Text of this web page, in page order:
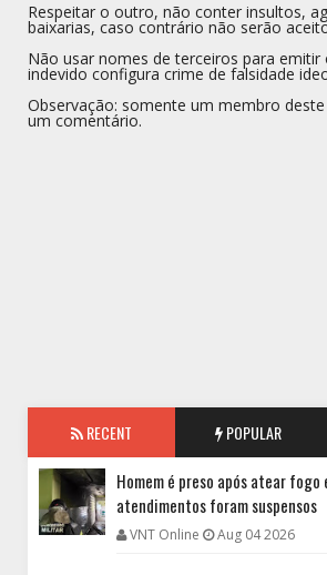
Respeitar o outro, não conter insultos,
baixarias, caso contrário não serão
Não usar nomes de terceiros para emitir
indevido configura crime de falsidade
Observação: somente um membro
um comentário.
RECENT POPULAR
Homem é preso após atear fogo
atendimentos foram suspensos
VNT Online Aug 04 2026